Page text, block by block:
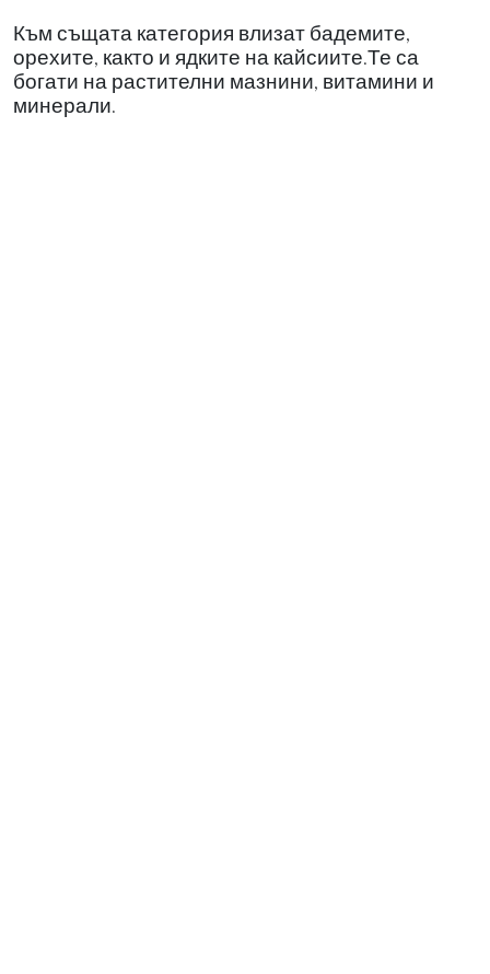
Към същата категория влизат бадемите,
орехите, както и ядките на кайсиите.Те са
богати на растителни мазнини, витамини и
минерали.